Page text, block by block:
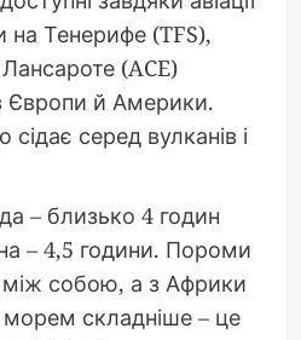
на Тенерифе (TFS),
Лансароте (ACE)
Європи й Америки.
сідає серед вулканів і
– близько 4 годин
– 4,5 години. Пороми
між собою, а з Африки
морем складніше – це